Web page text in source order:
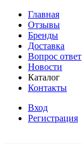
Главная
Отзывы
Бренды
Доставка
Вопрос ответ
Новости
Каталог
Контакты
Вход
Регистрация